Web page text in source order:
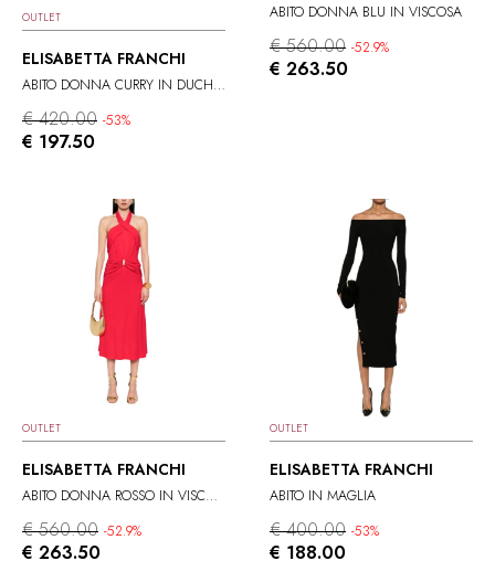
OUTLET
ELISABETTA FRANCHI
ABITO DONNA CURRY IN DUCHESSE
€ 420.00 -53%
€ 197.50
ABITO DONNA BLU IN VISCOSA
€ 560.00 -52.9%
€ 263.50
OUTLET
ELISABETTA FRANCHI
ABITO DONNA ROSSO IN VISCOSA
€ 560.00 -52.9%
€ 263.50
OUTLET
ELISABETTA FRANCHI
ABITO IN MAGLIA
€ 400.00 -53%
€ 188.00